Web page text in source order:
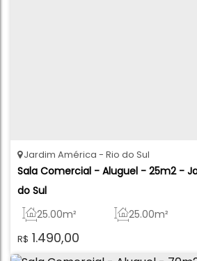
Sala Comercial - Aluguel - 25m2 -
do Sul
R$ 1.490,00
Jardim América Rio do Sul
25.00m² 25.00m²